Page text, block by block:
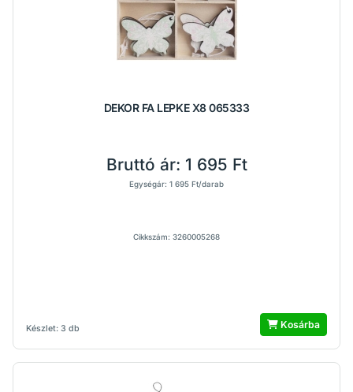
DEKOR FA LEPKE X8 065333
Készlet: 3 db
Bruttó ár: 1 695 Ft
Egységár: 1 695 Ft/darab
Cikkszám: 3260005268
Kosárba